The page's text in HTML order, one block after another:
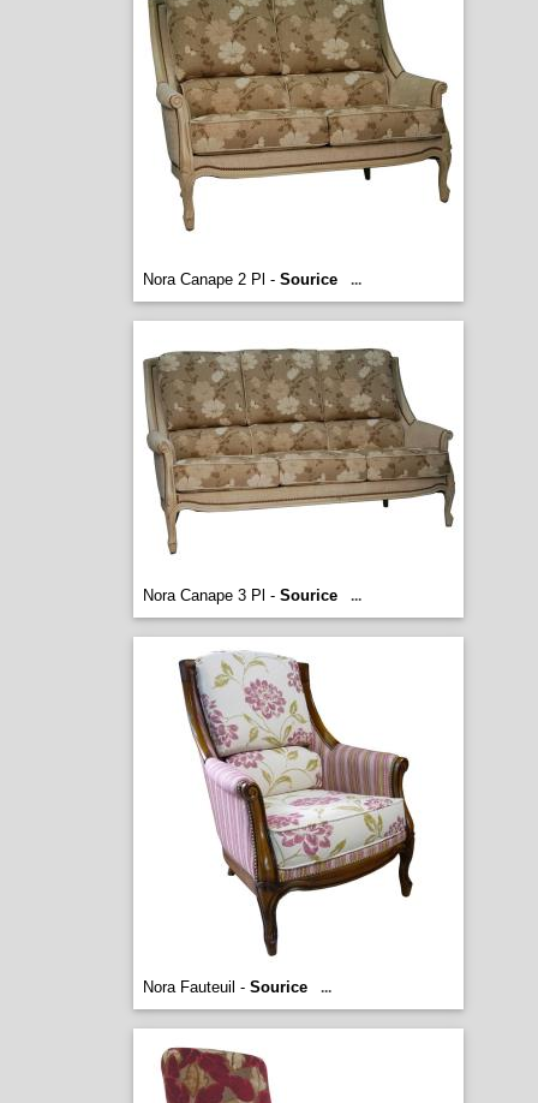
Nora Canape 2 Pl - Sourice ...
Nora Canape 3 Pl - Sourice ...
Nora Fauteuil - Sourice ...